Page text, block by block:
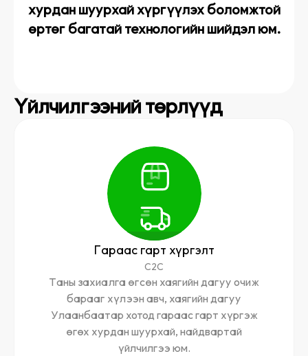
хурдан шуурхай хүргүүлэх боломжтой
өртөг багатай технологийн шийдэл юм.
Үйлчилгээний төрлүүд
Гараас гарт хүргэлт
C2C
Таны захиалга өгсөн хаягийн дагуу очиж
барааг хүлээн авч, хаягийн дагуу
Улаанбаатар хотод гараас гарт хүргэж
өгөх хурдан шуурхай, найдвартай
үйлчилгээ юм.